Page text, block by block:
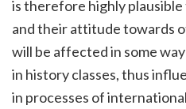
is therefore highly
and their attitude towards
will be affected in some
in history classes, thus
in processes of